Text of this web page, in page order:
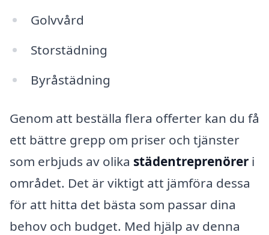
Golvvård
Storstädning
Byråstädning
Genom att beställa flera offerter kan du få
ett bättre grepp om priser och tjänster
som erbjuds av olika städentreprenörer i
området. Det är viktigt att jämföra dessa
för att hitta det bästa som passar dina
behov och budget. Med hjälp av denna